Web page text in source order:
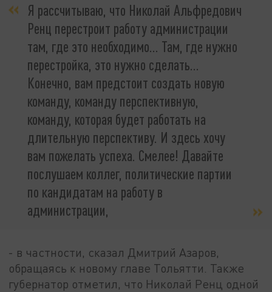
Я рассчитываю, что Николай Альфредович
Ренц перестроит работу администрации
там, где это необходимо… Там, где нужно
перестройка, это нужно сделать…
Конечно, вам предстоит создать новую
команду, команду перспективную,
команду, которая будет работать на
длительную перспективу. И здесь хочу
вам пожелать успеха. Смелее! Давайте
послушаем коллег, политические партии
по кандидатам на работу в
администрации,
- в частности, сказал Дмитрий Азаров,
обращаясь к новому главе Тольятти. Также
губернатор отметил, что Николай Ренц одной